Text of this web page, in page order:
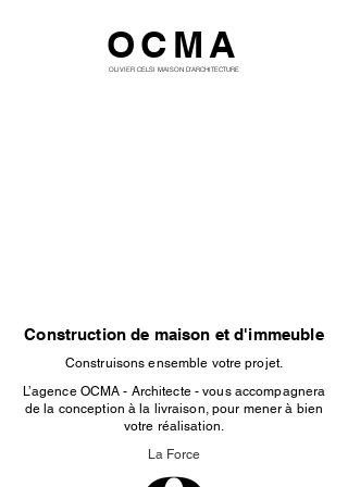
OCMA
OLIVIER CELSI MAISON D'ARCHITECTURE
Construction de maison et d'immeuble
Construisons ensemble votre projet.
L’agence OCMA - Architecte - vous accompagnera
de la conception à la livraison, pour mener à bien
votre réalisation.
La Force